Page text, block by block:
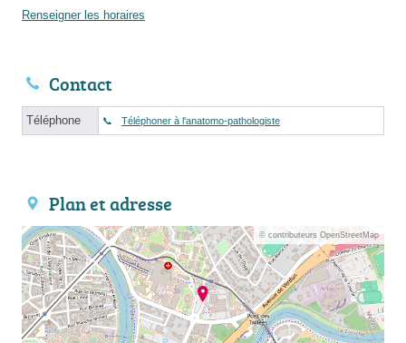
Renseigner les horaires
Contact
Téléphone Téléphoner à l'anatomo-pathologiste
Plan et adresse
© contributeurs OpenStreetMap